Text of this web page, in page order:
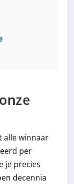
alle winnaar
per
je precies
decennia